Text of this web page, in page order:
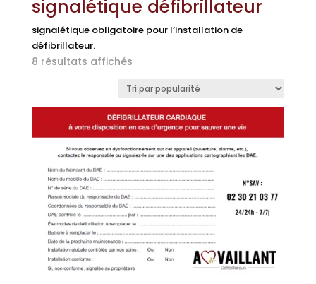
signalétique défibrillateur
signalétique obligatoire pour l’installation de
défibrillateur.
8 résultats affichésTrié
popularité